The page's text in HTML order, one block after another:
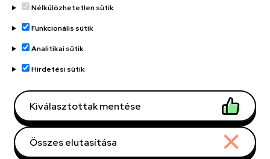
Adatvédelem
Adatvédelem
Régi oldal
Technikai információk
Copyright © 2026 Unideb
Nélkülözhetetlen sütik
Funkcionális sütik
Analitikai sütik
Hirdetési sütik
Kiválasztottak mentése
Összes elutasítása